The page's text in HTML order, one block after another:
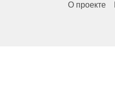
О проекте